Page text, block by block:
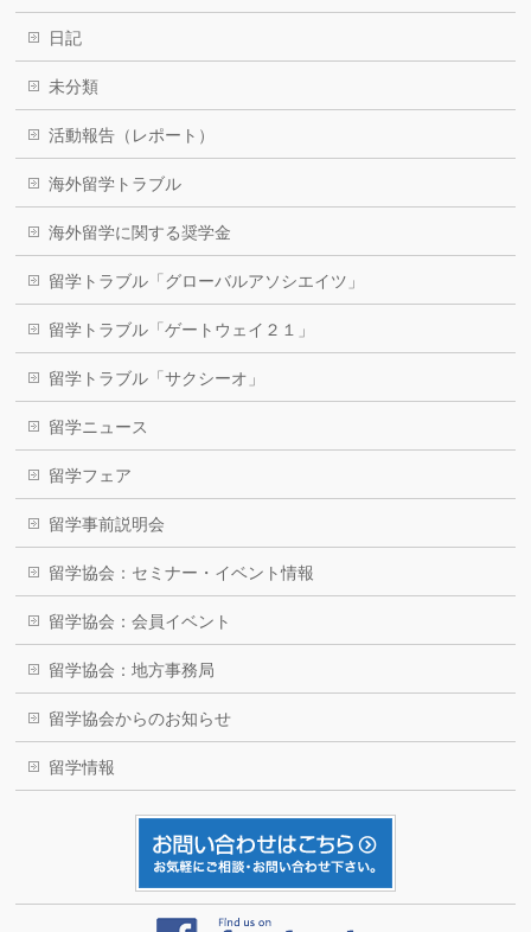
日記
未分類
活動報告（レポート）
海外留学トラブル
海外留学に関する奨学金
留学トラブル「グローバルアソシエイツ」
留学トラブル「ゲートウェイ２１」
留学トラブル「サクシーオ」
留学ニュース
留学フェア
留学事前説明会
留学協会：セミナー・イベント情報
留学協会：会員イベント
留学協会：地方事務局
留学協会からのお知らせ
留学情報